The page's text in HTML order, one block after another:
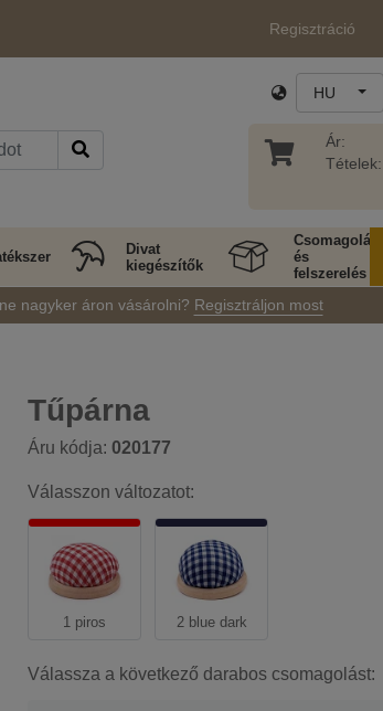
Regisztráció
HU
Ár:
Tételek:
Divat
kiegészítők
Csomagolás
és
felszerelés
nagyker áron vásárolni? Regisztráljon most
Tűpárna
Áru kódja: 020177
Válasszon változatot:
1 piros 2 blue dark
Válassza a következő darabos csomagolást: